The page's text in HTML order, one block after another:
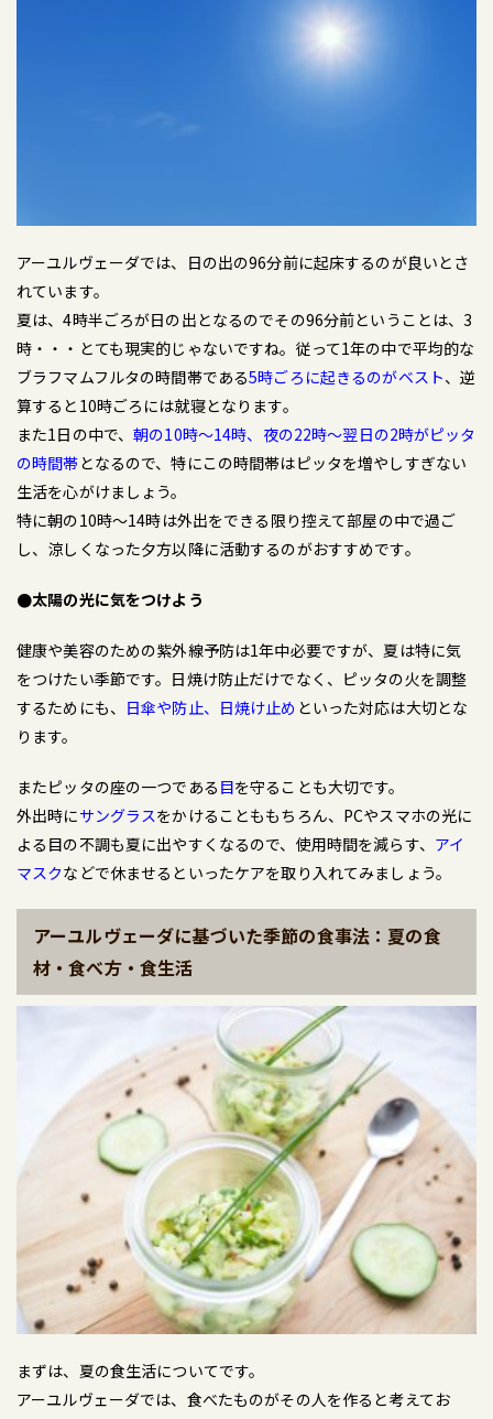
アーユルヴェーダでは、日の出の96分前に起床するのが良いとさ
れています。
夏は、4時半ごろが日の出となるのでその96分前ということは、3
時・・・とても現実的じゃないですね。従って1年の中で平均的な
ブラフマムフルタの時間帯である5時ごろに起きるのがベスト、逆
算すると10時ごろには就寝となります。
また1日の中で、朝の10時～14時、夜の22時～翌日の2時がピッタ
の時間帯となるので、特にこの時間帯はピッタを増やしすぎない
生活を心がけましょう。
特に朝の10時～14時は外出をできる限り控えて部屋の中で過ご
し、涼しくなった夕方以降に活動するのがおすすめです。
●太陽の光に気をつけよう
健康や美容のための紫外線予防は1年中必要ですが、夏は特に気
をつけたい季節です。日焼け防止だけでなく、ピッタの火を調整
するためにも、 日傘や防止、日焼け止め といった対応は大切とな
ります。
またピッタの座の一つである 目を守ることも大切です。
外出時にサングラスをかけることももちろん、PCやスマホの光に
よる目の不調も夏に出やすくなるので、使用時間を減らす、 アイ
マスクなどで休ませるといったケアを取り入れてみましょう。
アーユルヴェーダに基づいた季節の食事法：夏の食
材・食べ方・食生活
まずは、夏の食生活についてです。
アーユルヴェーダでは、食べたものがその人を作ると考えてお